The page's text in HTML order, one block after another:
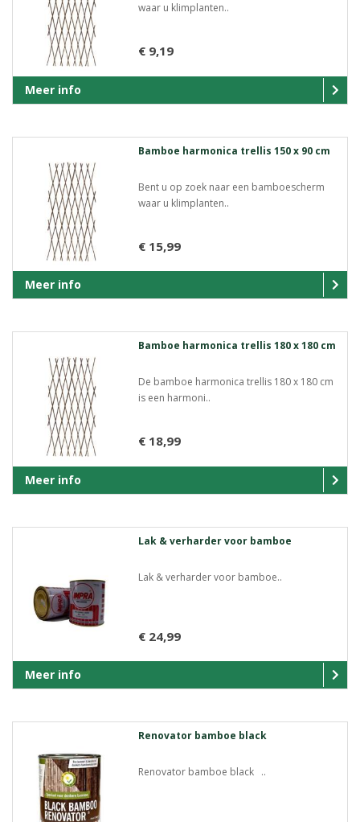
waar u klimplanten..
€ 9,19
Meer info
Bamboe harmonica trellis 150 x 90 cm
Bent u op zoek naar een bamboescherm
waar u klimplanten..
€ 15,99
Meer info
Bamboe harmonica trellis 180 x 180 cm
De bamboe harmonica trellis 180 x 180 cm
is een harmoni..
€ 18,99
Meer info
Lak & verharder voor bamboe
Lak & verharder voor bamboe..
€ 24,99
Meer info
Renovator bamboe black
Renovator bamboe black ..